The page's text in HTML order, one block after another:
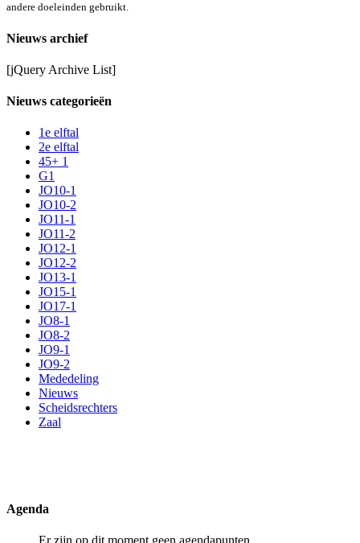
andere doeleinden gebruikt.
Nieuws archief
[jQuery Archive List]
Nieuws categorieën
1e elftal
2e elftal
45+ 1
G1
JO10-1
JO10-2
JO11-1
JO11-2
JO12-1
JO12-2
JO13-1
JO15-1
JO17-1
JO8-1
JO8-2
JO9-1
JO9-2
Mededeling
Nieuws
Scheidsrechters
Zaal
Agenda
Er zijn op dit moment geen agendapunten.